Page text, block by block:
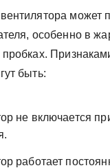
может
особенно в
быть:
не включается
работает